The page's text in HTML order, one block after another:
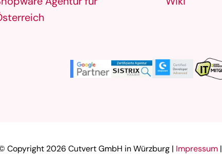
Copyright 2026 Cutvert GmbH in Würzburg | Impressum|